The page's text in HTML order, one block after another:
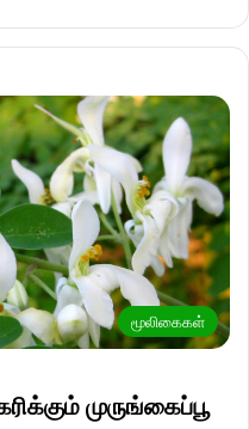
மூலிகைகள்
முருங்கைப்பூ